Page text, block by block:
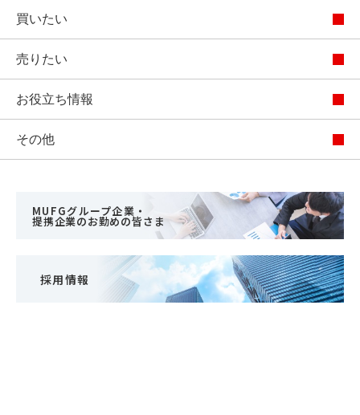
買いたい
売りたい
お役立ち情報
その他
MUFGグループ企業・
提携企業のお勤めの皆さま
採用情報